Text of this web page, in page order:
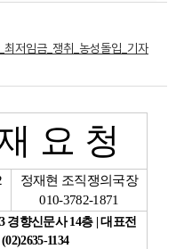
저임금_쟁취_농성돌입_기자
요 청
정재현 조직쟁의국장
010-3782-1871
3 경향신문사14층 |대표전
1134